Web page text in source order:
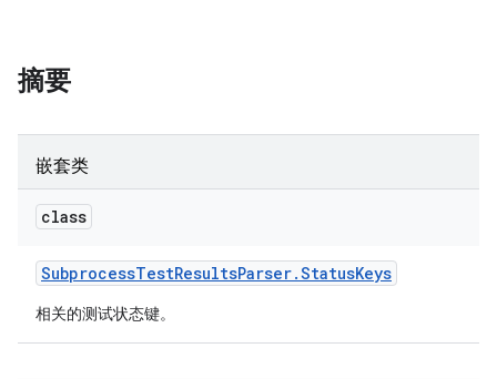
摘要
嵌套类
class
SubprocessTestResultsParser.StatusKeys
相关的测试状态键。